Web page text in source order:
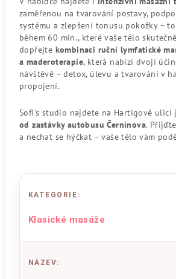
zaměřenou na tvarování postavy,
systému a zlepšení tonusu pokožky –
během 60 min., které vaše tělo
dopřejte kombinaci ruční lymfatické
a maderoterapie, která nabízí dvojí
návštěvě – detox, úlevu a tvarování v
propojení.
Sofi's studio najdete na Hartigově ulici
od zastávky autobusu Černínova.
a nechat se hýčkat – vaše tělo vám
KATEGORIE:
Klasické masáže
NÁZEV: